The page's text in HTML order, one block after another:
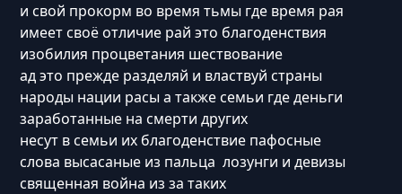
и свой прокорм во время тьмы где время рая
имеет своё отличие рай это благоденствия
изобилия процветания шествование
ад это прежде разделяй и властвуй страны‌
народы нации расы а также семьи где деньги
заработанные на смерти других
несут в семьи их благоденствие пафосные
слова высасаные из пальца лозунги и девизы
священная война из за таких